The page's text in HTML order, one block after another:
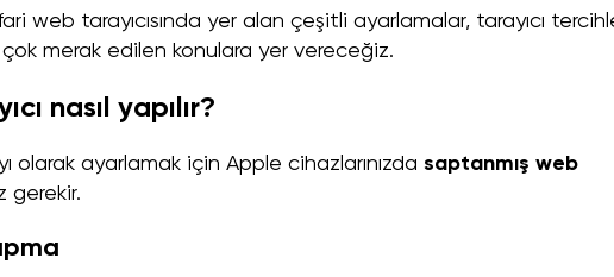
web tarayıcısında yer alan çeşitli ayarlamalar, tarayıcı
merak edilen konulara yer vereceğiz.
nasıl yapılır?
olarak ayarlamak için Apple cihazlarınızda saptanmış web
gerekir.